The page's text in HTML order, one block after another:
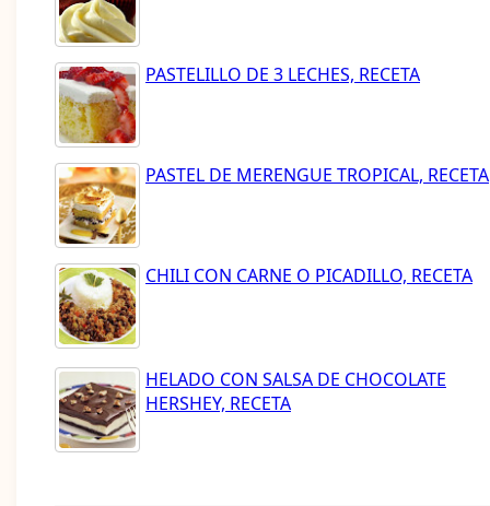
PASTELILLO DE 3 LECHES, RECETA
PASTEL DE MERENGUE TROPICAL, RECETA
CHILI CON CARNE O PICADILLO, RECETA
HELADO CON SALSA DE CHOCOLATE
HERSHEY, RECETA